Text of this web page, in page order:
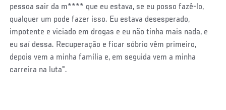
pessoa sair da m**** que eu estava, se eu posso fazê-lo,
qualquer um pode fazer isso. Eu estava desesperado,
impotente e viciado em drogas e eu não tinha mais nada, e
eu saí dessa. Recuperação e ficar sóbrio vêm primeiro,
depois vem a minha família e, em seguida vem a minha
carreira na luta".